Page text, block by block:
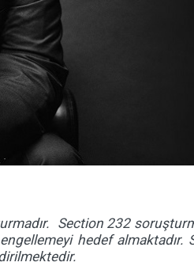
Section 232
hedef almaktadır.